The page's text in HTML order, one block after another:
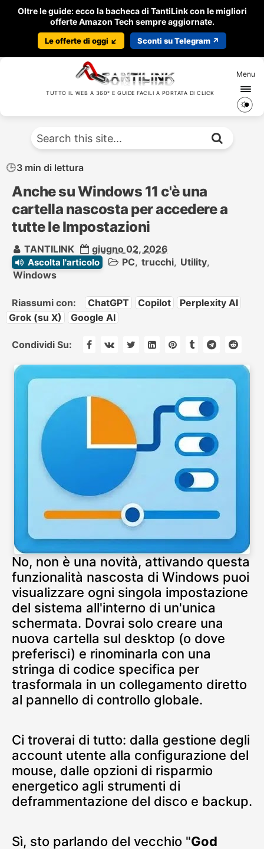
Oltre le guide: ecco la bacheca di TantiLink con le migliori
offerte Amazon Tech sempre aggiornate.
Le offerte di oggi ↙️ Sconti su Telegram ↗️
Menu
TUTTO IL WEB A 360° E GUIDE FACILI A PORTATA DI CLICK
3 min di lettura
Anche su Windows 11 c'è una
cartella nascosta per accedere a
tutte le Impostazioni
TANTILINK giugno 02, 2026
Ascolta l'articolo PC, trucchi, Utility,
Windows
Riassumi con: ChatGPT Copilot
Perplexity AI
Grok (su X)
Google AI
Condividi Su:
No, non è una novità, attivando questa
funzionalità nascosta di Windows puoi
visualizzare ogni singola impostazione
del sistema all'interno di un'unica
schermata. Dovrai solo creare una
nuova cartella sul desktop (o dove
preferisci) e rinominarla con una
stringa di codice specifica per
trasformala in un collegamento diretto
al pannello di controllo globale.
Ci troverai di tutto: dalla gestione degli
account utente alla configurazione del
mouse, dalle opzioni di risparmio
energetico agli strumenti di
deframmentazione del disco e backup.
Sì, sto parlando del vecchio "God